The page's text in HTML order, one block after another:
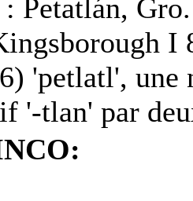
Petatlán, Gro.
I
'petlatl', une
'-tlan' par